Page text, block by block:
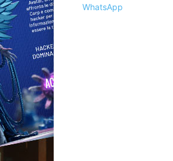
WhatsApp